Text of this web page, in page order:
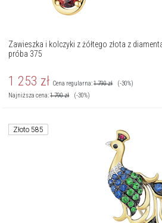
Zawieszka i kolczyki z żółtego złota z
próba 375
1 253 zł Cena regularna:1 790zł
(-30%)
Najniższa cena:1 790zł (-30%)
Złoto 585